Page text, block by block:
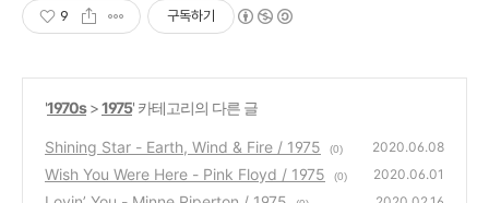
9 구독하기
'1970s>1975' 카테고리의 다른 글
Shining Star - Earth, Wind & Fire / 1975 (0) 2020.06.08
Wish You Were Here - Pink Floyd / 1975 (0) 2020.06.01